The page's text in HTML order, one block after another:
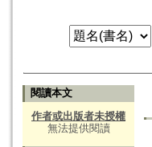
閱讀本文
作者或出版者未授權
無法提供閱讀